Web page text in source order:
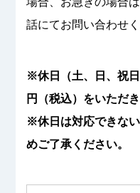
話にてお問い合わせく
※休日（土、日、祝
円（税込）をいただき
※休日は対応できな
めご了承ください。